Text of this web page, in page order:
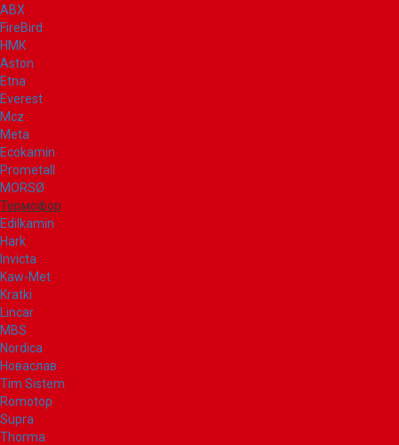
ABX
FireBird
НМК
Aston
Etna
Everest
Mcz
Meta
Ecokamin
Prometall
MORSØ
Термофор
Edilkamin
Hark
Invicta
Kaw-Met
Kratki
Lincar
MBS
Nordica
Новаслав
Tim Sistem
Romotop
Supra
Thorma